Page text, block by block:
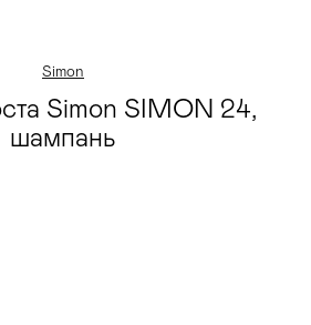
Simon
Simon SIMON 24,
шампань